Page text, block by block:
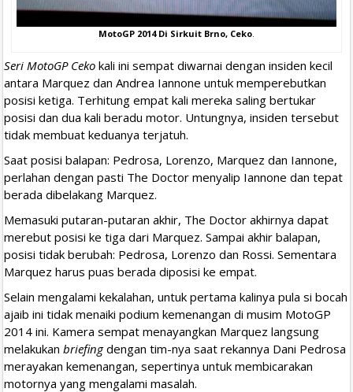
MotoGP 2014 Di Sirkuit Brno, Ceko
Seri MotoGP Ceko kali ini sempat diwarnai dengan insiden kecil
antara Marquez dan Andrea Iannone untuk memperebutkan
posisi ketiga. Terhitung empat kali mereka saling bertukar
posisi dan dua kali beradu motor. Untungnya, insiden tersebut
tidak membuat keduanya terjatuh.
Saat posisi balapan: Pedrosa, Lorenzo, Marquez dan Iannone,
perlahan dengan pasti The Doctor menyalip Iannone dan tepat
berada dibelakang Marquez.
Memasuki putaran-putaran akhir, The Doctor akhirnya dapat
merebut posisi ke tiga dari Marquez. Sampai akhir balapan,
posisi tidak berubah: Pedrosa, Lorenzo dan Rossi. Sementara
Marquez harus puas berada diposisi ke empat.
Selain mengalami kekalahan, untuk pertama kalinya pula si bocah
ajaib ini tidak menaiki podium kemenangan di musim MotoGP
2014 ini. Kamera sempat menayangkan Marquez langsung
melakukan briefingdengan tim-nya saat rekannya Dani Pedrosa
merayakan kemenangan, sepertinya untuk membicarakan
motornya yang mengalami masalah.